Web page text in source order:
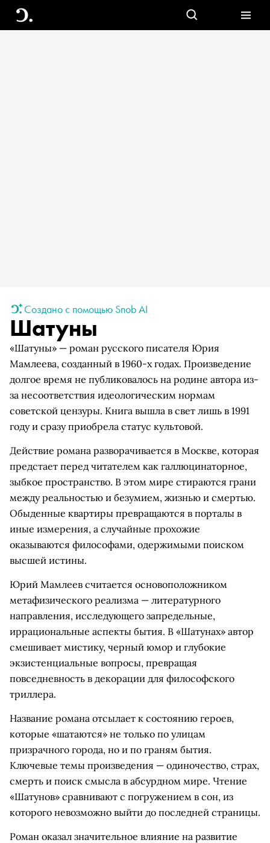
Создано с помощью Snob AI
Шатуны
«Шатуны» — роман русского писателя Юрия
Мамлеева, созданный в 1960-х годах. Произведение
долгое время не публиковалось на родине автора из-
за несоответствия идеологическим нормам
советской цензуры. Книга вышла в свет лишь в 1991
году и сразу приобрела статус культовой.
Действие романа разворачивается в Москве, которая
предстает перед читателем как галлюцинаторное,
зыбкое пространство. В этом мире стираются грани
между реальностью и безумием, жизнью и смертью.
Обыденные квартиры превращаются в порталы в
иные измерения, а случайные прохожие
оказываются философами, одержимыми поиском
высшей истины.
Юрий Мамлеев считается основоположником
метафизического реализма — литературного
направления, исследующего запредельные,
иррациональные аспекты бытия. В «Шатунах» автор
смешивает мистику, черный юмор и глубокие
экзистенциальные вопросы, превращая
повседневность в декорации для философского
триллера.
Название романа отсылает к состоянию героев,
которые «шатаются» не только по улицам
призрачного города, но и по граням бытия.
Ключевые темы произведения — одиночество, страх,
смерть и поиск смысла в абсурдном мире. Чтение
«Шатунов» сравнивают с погружением в сон, из
которого невозможно выйти до последней страницы.
Роман оказал значительное влияние на развитие